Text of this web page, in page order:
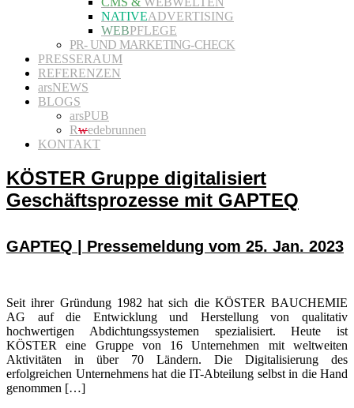
NATIVEADVERTISING
WEBPFLEGE
PR- UND MARKETING-CHECK
PRESSERAUM
REFERENZEN
arsNEWS
BLOGS
arsPUB
Rwedebrunnen
KONTAKT
KÖSTER Gruppe digitalisiert
Geschäftsprozesse mit GAPTEQ
GAPTEQ | Pressemeldung vom 25. Jan. 2023
Seit ihrer Gründung 1982 hat sich die KÖSTER BAUCHEMIE
AG auf die Entwicklung und Herstellung von qualitativ
hochwertigen Abdichtungssystemen spezialisiert. Heute ist
KÖSTER eine Gruppe von 16 Unternehmen mit weltweiten
Aktivitäten in über 70 Ländern. Die Digitalisierung des
erfolgreichen Unternehmens hat die IT-Abteilung selbst in die Hand
genommen […]